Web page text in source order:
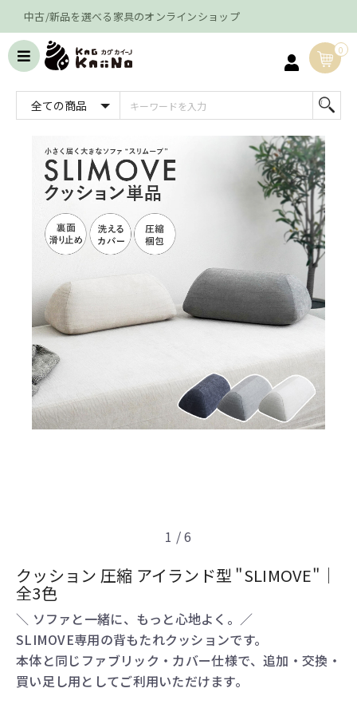
中古/新品を選べる家具のオンラインショップ
0
1 / 6
クッション 圧縮 アイランド型 "SLIMOVE"│
全3色
＼ ソファと一緒に、もっと心地よく。／
SLIMOVE専用の背もたれクッションです。
本体と同じファブリック・カバー仕様で、追加・交換・
買い足し用としてご利用いただけます。